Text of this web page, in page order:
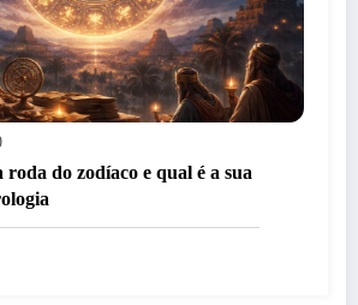
do zodíaco e qual é a sua